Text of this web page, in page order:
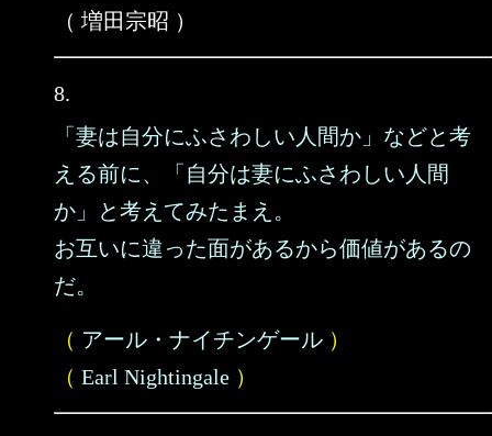
（ 増田宗昭 ）
8.
「妻は自分にふさわしい人間か」などと考
える前に、「自分は妻にふさわしい人間
か」と考えてみたまえ。
お互いに違った面があるから価値があるの
だ。
（ アール・ナイチンゲール ）
（ Earl Nightingale ）